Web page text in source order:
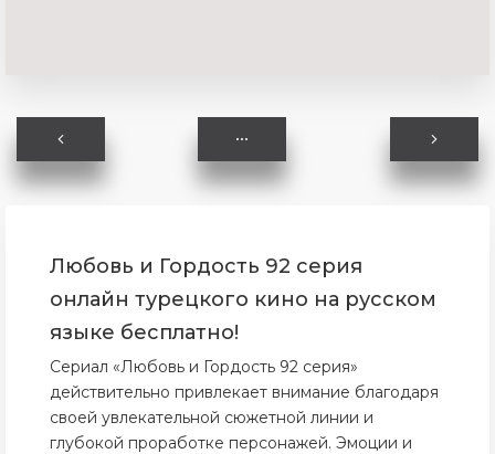
Любовь и Гордость 92 серия
онлайн турецкого кино на русском
языке бесплатно!
Сериал «Любовь и Гордость 92 серия»
действительно привлекает внимание благодаря
своей увлекательной сюжетной линии и
глубокой проработке персонажей. Эмоции и